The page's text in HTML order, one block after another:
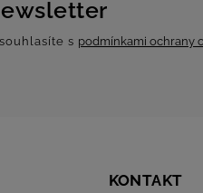
KONTAKT
s podmínkami ochrany